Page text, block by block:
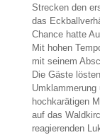
Strecken den
das
Chance hatte
Mit hohen
mit seinem
Die Gäste
hochkarätigen
auf das
reagierenden